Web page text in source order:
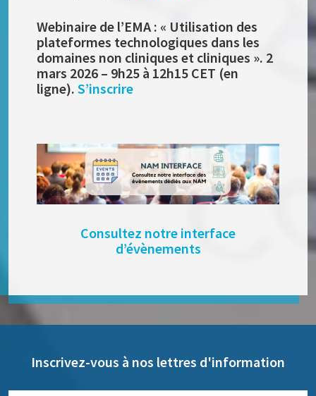
Webinaire de l’EMA : « Utilisation des
plateformes technologiques dans les
domaines non cliniques et cliniques ». 2
mars 2026 – 9h25 à 12h15 CET (en
ligne).S’inscrire
Consultez notre interface
d’évènements
Inscrivez-vous à nos lettres d'information